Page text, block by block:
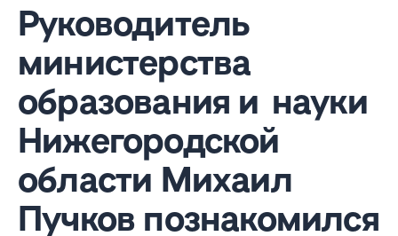
Руководитель
министерства
образования и науки
Нижегородской
области Михаил
Пучков познакомился